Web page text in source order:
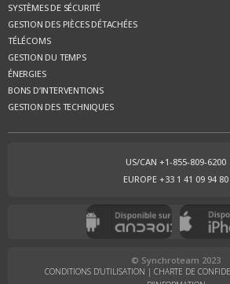
SYSTÈMES DE SÉCURITÉ
GESTION DES PIÈCES DÉTACHÉES
TÉLÉCOMS
GESTION DU TEMPS
ÉNERGIES
BONS D’INTERVENTIONS
GESTION DES TECHNIQUES
US/CAN +1-855-809-6200
EUROPE +33 1 41 09 94 80
© Synchroteam 2023
CONDITIONS D’UTILISATION | CHARTE DE